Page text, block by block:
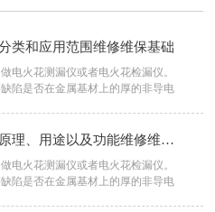
类和应用范围维修维保基础
电火花测漏仪或者电火花检漏仪。
陷是否在金属基材上的厚的非导电
电火花检测仪的原理、用途以及功能维修维保基础
电火花测漏仪或者电火花检漏仪。
陷是否在金属基材上的厚的非导电